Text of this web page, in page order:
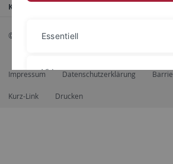
Kontaktinfo
© 2026 Eberhard Karls Universität Tübingen,
Impressum Datenschutzerklärung
Kurz-Link Drucken
Essentiell
Videos